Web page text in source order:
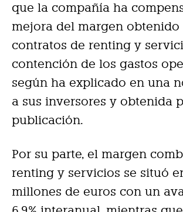
que la compañía ha
mejora del margen obtenido
contratos de renting y
contención de los gastos
según ha explicado en una
a sus inversores y obtenida
publicación.
Por su parte, el margen
renting y servicios se situó
millones de euros con un